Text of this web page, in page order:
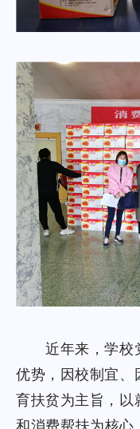
近年来，学校党
优势，因校制宜、
育扶贫为主旨，以